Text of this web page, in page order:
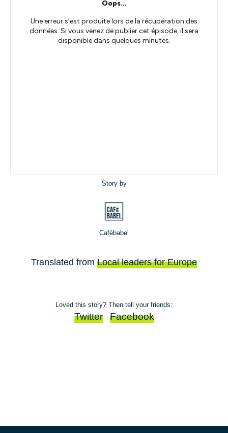
Story by
Cafébabel
Translated from Local leaders for Europe
Loved this story? Then tell your friends:
Twitter Facebook